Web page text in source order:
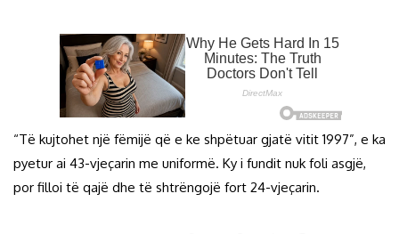
“Të kujtohet një fëmijë që e ke shpëtuar gjatë vitit 1997”, e ka
pyetur ai 43-vjeçarin me uniformë. Ky i fundit nuk foli asgjë,
por filloi të qajë dhe të shtrëngojë fort 24-vjeçarin.